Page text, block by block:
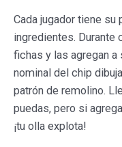
Cada jugador tiene
ingredientes. Durante
fichas y las agregan a
nominal del chip
patrón de remolino.
puedas, pero si
¡tu olla explota!